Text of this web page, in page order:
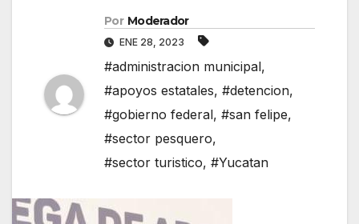
Por Moderador
ENE 28, 2023
#administracion municipal,
#apoyos estatales, #detencion,
#gobierno federal, #san felipe,
#sector pesquero,
#sector turistico, #Yucatan